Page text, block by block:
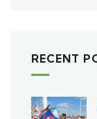
RECENT